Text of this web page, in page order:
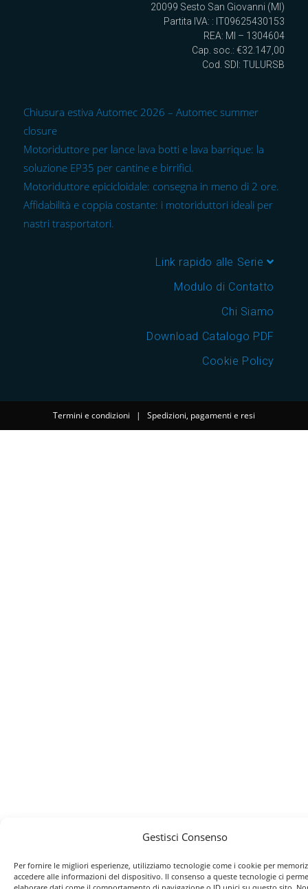
Gestisci Consenso
Per fornire le migliori esperienze, utilizziamo tecnologie come i cookie per
accedere alle informazioni del dispositivo. Il consenso a queste tecnologie ci
20099 Sesto San Giovanni (MI)
Partita IVA: : IT09625430153
REA: MI – 1304604
Cap. soc.: €32.147,00
Cod. SDI: TULURSB
Chiusura estiva Automec 2026 – Automec summer
closure
Motoriduttore per lance lava botti e lava barrique: la
soluzione EP35 per cantine e birrifici.
Motoriduttore epicicloidale: consegna in meno di 2 ore.
Affidabilità e coppia costante: i motoriduttori ideali per
nastri trasportatori.
Link rapido alle Serie
Modulo di Contatto
Chi Siamo
Download Catalogo PDF
Cookie Policy
Termini e condizioni | Spedizioni, pagamenti e resi